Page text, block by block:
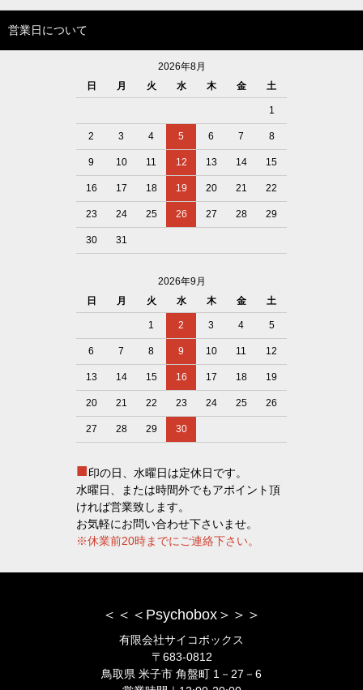
営業日について
2026年8月
日
月 火 水 木 金 土
1
2 3 4 5 6 7 8
9 10 11 12 13 14 15
16 17 18 19 20 21 22
23 24 25 26 27 28 29
30 31
2026年9月
日
月 火 水 木 金 土
1 2 3 4 5
6 7 8 9 10 11 12
13 14 15 16 17 18 19
20 21 22 23 24 25 26
27 28 29 30
■印の日、水曜日は定休日です。
水曜日、または時間外でもアポイント頂
ければ営業致します。
お気軽にお問い合わせ下さいませ。
※休業前20時までにご連絡下さい。
＜＜＜Psychobox＞＞＞
有限会社サイコボックス
〒683-0812
鳥取県 米子市 角盤町 1－27－6